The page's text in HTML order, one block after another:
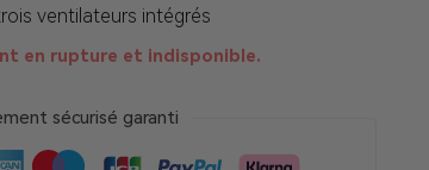
ventilateurs intégrés
en rupture et indisponible.
sécurisé garanti